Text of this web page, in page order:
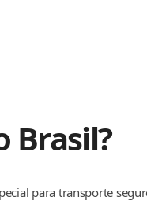
Brasil?
para transporte